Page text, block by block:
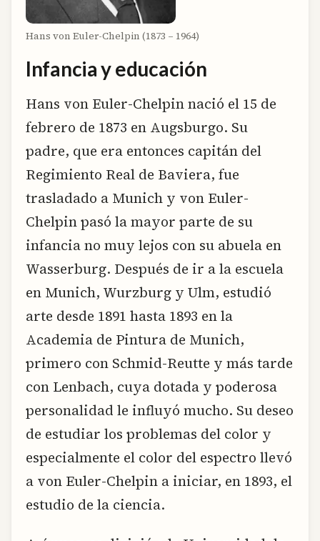
Hans von Euler-Chelpin (1873 – 1964)
Infancia y educación
Hans von Euler-Chelpin nació el 15 de
febrero de 1873 en Augsburgo. Su
padre, que era entonces capitán del
Regimiento Real de Baviera, fue
trasladado a Munich y von Euler-
Chelpin pasó la mayor parte de su
infancia no muy lejos con su abuela en
Wasserburg. Después de ir a la escuela
en Munich, Wurzburg y Ulm, estudió
arte desde 1891 hasta 1893 en la
Academia de Pintura de Munich,
primero con Schmid-Reutte y más tarde
con Lenbach, cuya dotada y poderosa
personalidad le influyó mucho. Su deseo
de estudiar los problemas del color y
especialmente el color del espectro llevó
a von Euler-Chelpin a iniciar, en 1893, el
estudio de la ciencia.